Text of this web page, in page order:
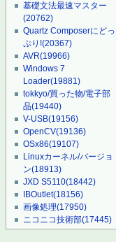
基礎文法最速マスター
(20762)
Quartz Composerにどっ
ぷり!(20367)
AVR(19966)
Windows 7
Loader(19881)
tokkyo/買った物/電子部
品(19440)
V-USB(19156)
OpenCV(19136)
OSx86(19107)
Linuxカーネル/バージョ
ン(18913)
JXD S5110(18442)
IBOutlet(18156)
画像処理(17950)
ニコニコ技術部(17445)